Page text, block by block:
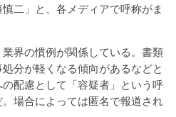
二」と、各メディアで呼称がま
界の慣例が関係している。書類
分が軽くなる傾向があるなどと
配慮として「容疑者」という呼
場合によっては匿名で報道され